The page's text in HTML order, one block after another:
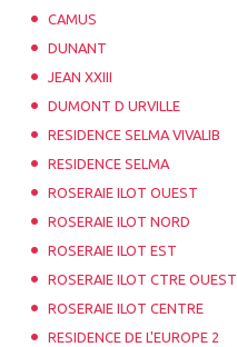
CAMUS
DUNANT
JEAN XXIII
DUMONT D URVILLE
RESIDENCE SELMA VIVALIB
RESIDENCE SELMA
ROSERAIE ILOT OUEST
ROSERAIE ILOT NORD
ROSERAIE ILOT EST
ROSERAIE ILOT CTRE OUEST
ROSERAIE ILOT CENTRE
RESIDENCE DE L'EUROPE 2